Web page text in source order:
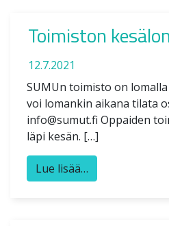
Toimiston
12.7.2021
SUMUn toimisto on lomalla
voi lomankin aikana tilata
info@sumut.fi Oppaiden
läpi kesän. […]
Lue lisää…